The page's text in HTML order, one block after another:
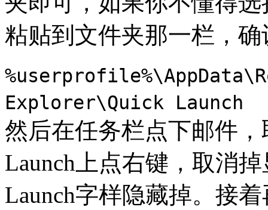
粘贴到文件夹那一栏，
Explorer\Quick Launch
然后在任务栏点下邮件
Launch上点右键，取消
Launch字样隐藏掉。接